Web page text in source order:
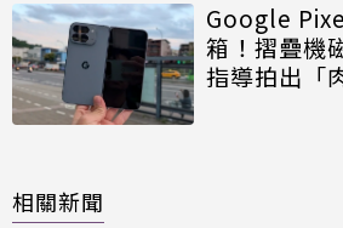
Google
箱！摺疊機
指導拍出「
相關新聞